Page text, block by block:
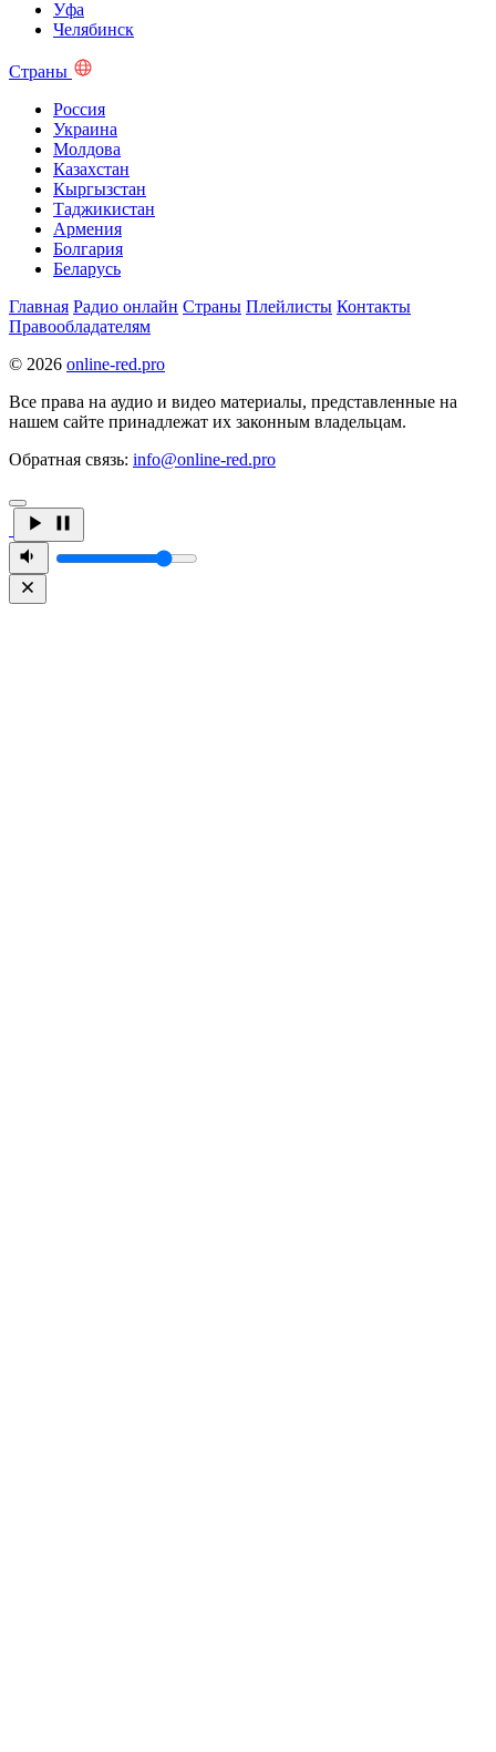
Уфа
Челябинск
Страны
Россия
Украина
Молдова
Казахстан
Кыргызстан
Таджикистан
Армения
Болгария
Беларусь
Главная Радио онлайн Страны Плейлисты Контакты
Правообладателям
© 2026 online-red.pro
Все права на аудио и видео материалы, представленные на
нашем сайте принадлежат их законным владельцам.
Обратная связь: info@online-red.pro